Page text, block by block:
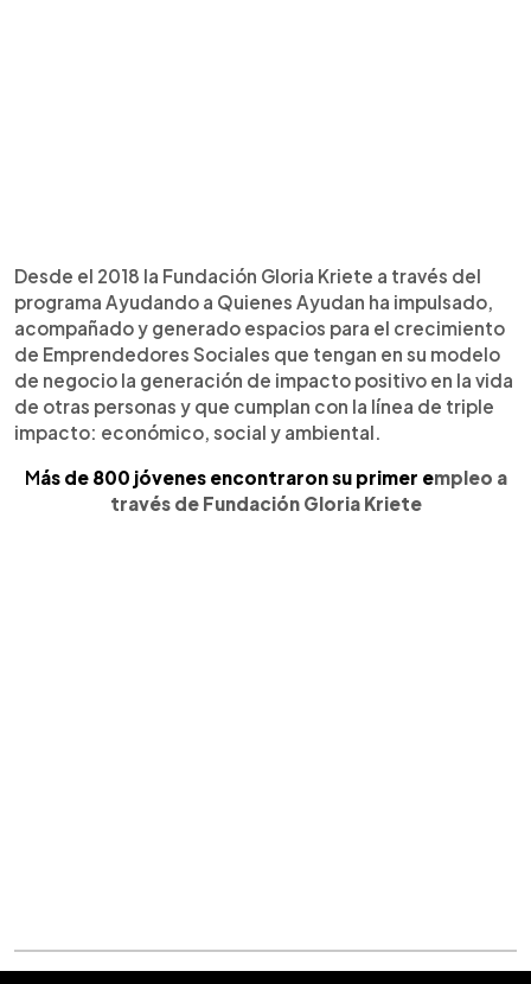
Desde el 2018 la Fundación Gloria Kriete a través del
programa Ayudando a Quienes Ayudan ha impulsado,
acompañado y generado espacios para el crecimiento
de Emprendedores Sociales que tengan en su modelo
de negocio la generación de impacto positivo en la vida
de otras personas y que cumplan con la línea de triple
impacto: económico, social y ambiental.
Más de 800 jóvenes encontraron su primer empleo a
través de Fundación Gloria Kriete